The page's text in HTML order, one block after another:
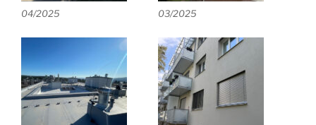
04/2025 03/2025